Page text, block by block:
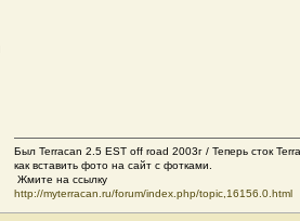
Был Terracan 2.5 EST off road 2003г / Теперь сток
как вставить фото на сайт с фотками.
Жмите на ссылку
http://myterracan.ru/forum/index.php/topic,16156.0.html